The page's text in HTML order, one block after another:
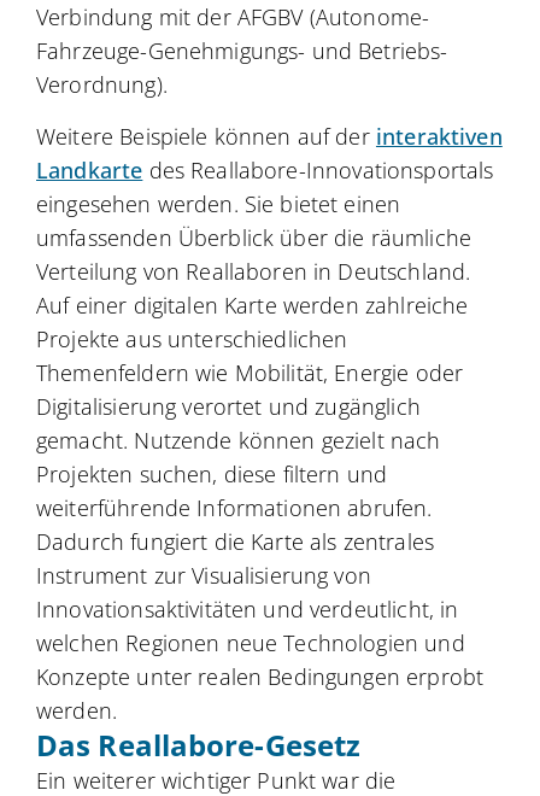
Verbindung mit der AFGBV (Autonome-
Fahrzeuge-Genehmigungs- und Betriebs-
Verordnung).
Weitere Beispiele können auf der interaktiven
Landkarte des Reallabore-Innovationsportals
eingesehen werden. Sie bietet einen
umfassenden Überblick über die räumliche
Verteilung von Reallaboren in Deutschland.
Auf einer digitalen Karte werden zahlreiche
Projekte aus unterschiedlichen
Themenfeldern wie Mobilität, Energie oder
Digitalisierung verortet und zugänglich
gemacht. Nutzende können gezielt nach
Projekten suchen, diese filtern und
weiterführende Informationen abrufen.
Dadurch fungiert die Karte als zentrales
Instrument zur Visualisierung von
Innovationsaktivitäten und verdeutlicht, in
welchen Regionen neue Technologien und
Konzepte unter realen Bedingungen erprobt
werden.
Das Reallabore-Gesetz
Ein weiterer wichtiger Punkt war die